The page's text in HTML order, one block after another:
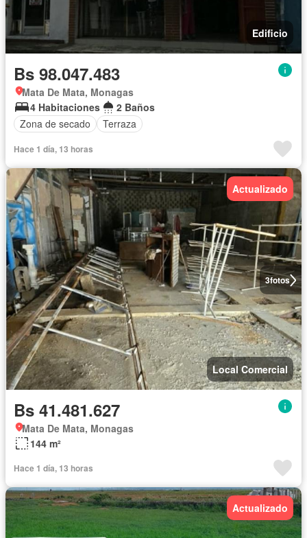
Edificio
Bs 98.047.483
Mata De Mata, Monagas
4 Habitaciones
2 Baños
Zona de secado
Terraza
Hace 1 día, 13 horas
3fotos
Actualizado
Local Comercial
Bs 41.481.627
Mata De Mata, Monagas
144 m²
Hace 1 día, 13 horas
Actualizado